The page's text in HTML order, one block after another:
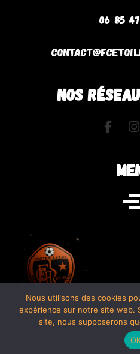
06 85
NOS
FCEH -
Nous utilisons des cookies
expérience sur notre site web.
site, nous supposerons